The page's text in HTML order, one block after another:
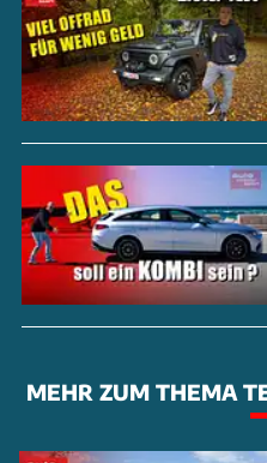
MEHR ZUM THEMA